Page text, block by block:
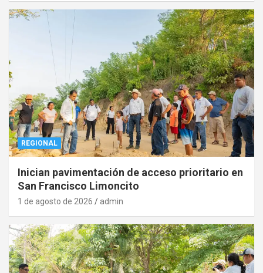
REGIONAL
Inician pavimentación de acceso prioritario en
San Francisco Limoncito
1 de agosto de 2026 admin